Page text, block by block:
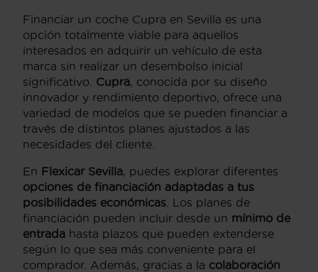
Financiar un coche Cupra en Sevilla es una
opción totalmente viable para aquellos
interesados en adquirir un vehículo de esta
marca sin realizar un desembolso inicial
significativo. Cupra , conocida por su diseño
innovador y rendimiento deportivo, ofrece una
variedad de modelos que se pueden financiar a
través de distintos planes ajustados a las
necesidades del cliente.
En Flexicar Sevilla , puedes explorar diferentes
opciones de financiación adaptadas a tus
posibilidades económicas . Los planes de
financiación pueden incluir desde un mínimo de
entrada hasta plazos que pueden extenderse
según lo que sea más conveniente para el
comprador. Además, gracias a la colaboración